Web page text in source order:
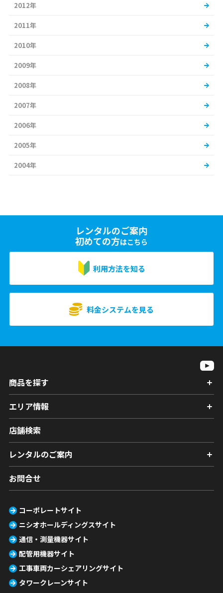
2012年
2011年
2010年
2009年
2008年
2007年
2006年
2005年
2004年
レンタルのご案内
初めての方はこちら
利用方法を知る
料金システムを見る
商品を探す
エリア情報
店舗検索
レンタルのご案内
お問合せ
コーポレートサイト
ニシオホールディングスサイト
通信・測量機器サイト
配管用機器サイト
工事車両カーシェアリングサイト
タワークレーンサイト